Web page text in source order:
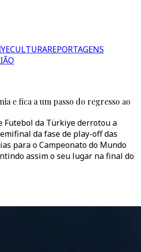
CULTURAREPORTAGENS
e fica a um passo do regresso ao
Futebol da Türkiye derrotou a
da fase de play-off das
para o Campeonato do Mundo
assim o seu lugar na final do